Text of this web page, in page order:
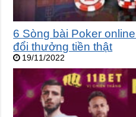
6 Sòng bài Poker
đổi thưởng tiền thật
19/11/2022